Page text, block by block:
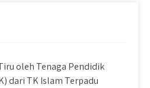
oleh Tenaga Pendidik
dari TK Islam Terpadu